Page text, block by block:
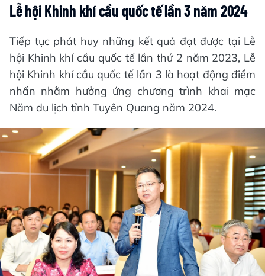
Lễ hội Khinh khí cầu quốc tế lần 3 năm 2024
Tiếp tục phát huy những kết quả đạt được tại Lễ
hội Khinh khí cầu quốc tế lần thứ 2 năm 2023, Lễ
hội Khinh khí cầu quốc tế lần 3 là hoạt động điểm
nhấn nhằm hưởng ứng chương trình khai mạc
Năm du lịch tỉnh Tuyên Quang năm 2024.